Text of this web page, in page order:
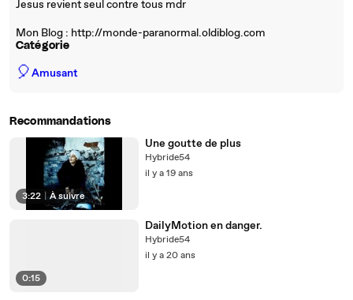
Jesus revient seul contre tous mdr
Mon Blog : http://monde-paranormal.oldiblog.com
Catégorie
🎈Amusant
Recommandations
3:22 À suivre
Une goutte de plus
Hybride54
il y a 19 ans
0:15
DailyMotion en danger.
Hybride54
il y a 20 ans